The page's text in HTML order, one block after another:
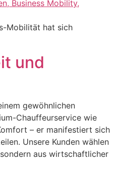
Mobilität hat sich
und
gewöhnlichen
Chauffeurservice wie
– er manifestiert sich
Unsere Kunden wählen
aus wirtschaftlicher